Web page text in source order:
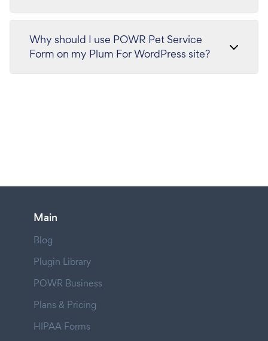
Why should I use POWR Pet Service
Form on my Plum For WordPress site?
Main
Blog
Plugin Library
POWR Business
Plans & Pricing
HIPAA Forms